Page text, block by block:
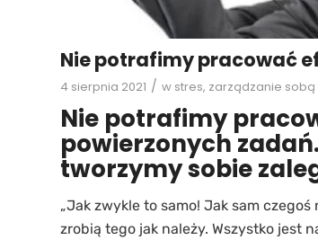
Nie potrafimy pracować
4 sierpnia 2021 / w stres, zarządzanie sobą
Nie potrafimy
powierzonych
tworzymy sobie
„Jak zwykle to samo! Jak sam
zrobią tego jak należy. Wszystko jest